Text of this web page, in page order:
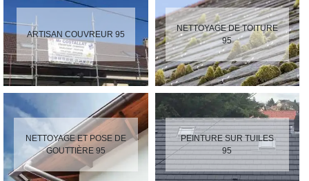
ARTISAN COUVREUR 95
NETTOYAGE DE TOITURE
95
NETTOYAGE ET POSE DE
GOUTTIÈRE 95
PEINTURE SUR TUILES
95